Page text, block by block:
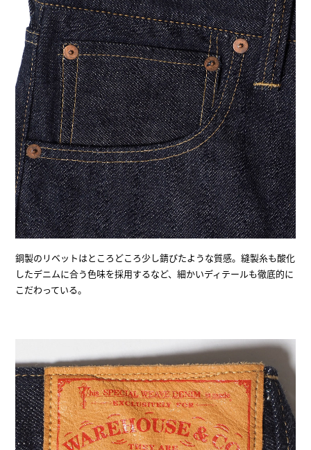
銅製のリベットはところどころ少し錆びたような質感。縫製糸も酸化
したデニムに合う色味を採用するなど、細かいディテールも徹底的に
こだわっている。